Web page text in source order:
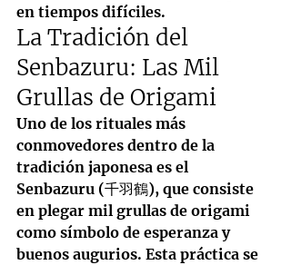
en tiempos difíciles.
La Tradición del
Senbazuru: Las Mil
Grullas de Origami
Uno de los rituales más
conmovedores dentro de la
tradición japonesa es el
Senbazuru (千羽鶴), que consiste
en plegar mil grullas de origami
como símbolo de esperanza y
buenos augurios. Esta práctica se